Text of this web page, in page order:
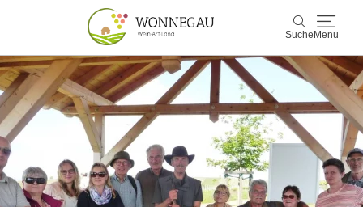
Suche Menu
Suche
Wonnegau
Entdecken & Erleben
Wein & Genuss